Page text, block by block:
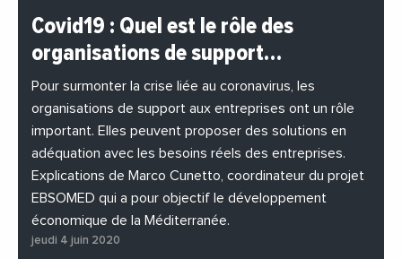
#BuzzNews
#Decideurs
#EchangesMediterraneens
#Economie
#EnDirectDe
#Entreprises
#Institutions
#PhotosEtVideos
Covid19 : Quel est le rôle des
organisations de support…
Pour surmonter la crise liée au coronavirus, les
organisations de support aux entreprises ont un rôle
important. Elles peuvent proposer des solutions en
adéquation avec les besoins réels des entreprises.
Explications de Marco Cunetto, coordinateur du projet
EBSOMED qui a pour objectif le développement
économique de la Méditerranée.
jeudi 4 juin 2020